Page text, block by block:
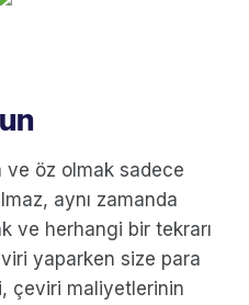
ve öz olmak sadece
aynı zamanda
ve herhangi bir tekrarı
yaparken size para
çeviri maliyetlerinin